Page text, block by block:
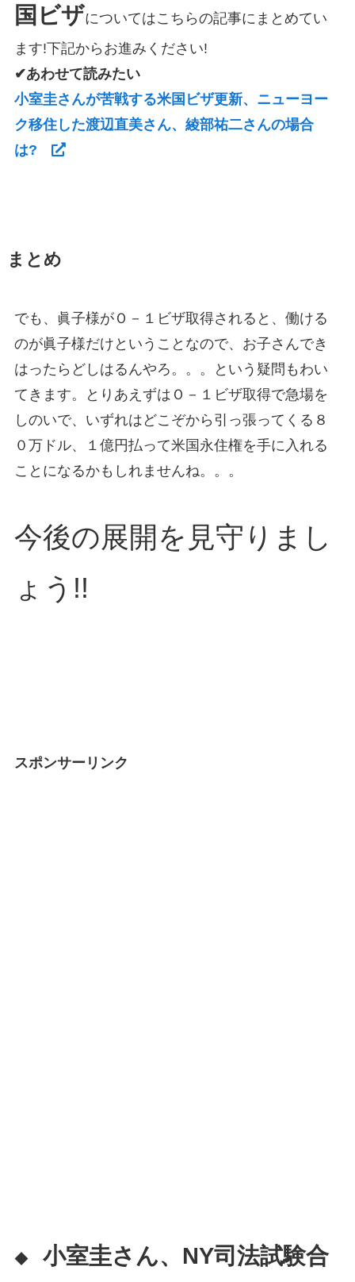
国ビザについてはこちらの記事にまとめてい
ます!下記からお進みください!
✔あわせて読みたい
小室圭さんが苦戦する米国ビザ更新、ニューヨー
ク移住した渡辺直美さん、綾部祐二さんの場合
は?
まとめ
でも、眞子様がＯ－１ビザ取得されると、働ける
のが眞子様だけということなので、お子さんでき
はったらどしはるんやろ。。。という疑問もわい
てきます。とりあえずはＯ－１ビザ取得で急場を
しのいで、いずれはどこぞから引っ張ってくる８
０万ドル、１億円払って米国永住権を手に入れる
ことになるかもしれませんね。。。
今後の展開を見守りまし
ょう!!
スポンサーリンク
◆ 小室圭さん、NY司法試験合